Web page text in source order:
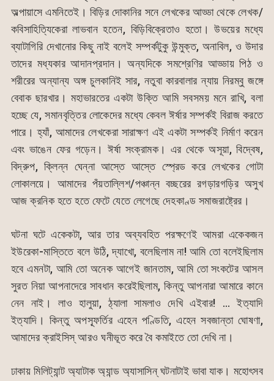
অল্পায়াসে এমনিতেই। বিড়ির দোকানির সনে লেখকের আড্ডা থেকে লেখক/
কবিসাহিত্যিকেরা লাভবান হতেন, বিড়িবিক্রেতাও হতো। উভয়ের মধ্যে
ব্যাটাগিরি দেখানোর কিছু নাই বলেই সম্পর্কটুকু উন্মুক্ত, অনাবিল, ও উদার
তাদের মধ্যকার আদানপ্রদান। অন্যদিকে সমশ্রেণির আড্ডায় পিঠ ও
শরীরের অন্যান্য অঙ্গ চুলকানিই সার, নতুবা কারবালার ন্যায় নিরম্বু জঙ্গে
বেবাক ছারখার। মহাভারতের একটা উক্তি আমি সবসময় মনে রাখি, বলা
হচ্ছে যে, সমানবৃত্তির লোকেদের মধ্যে কেবল ঈর্ষার সম্পর্কই বিরাজ করতে
পারে। হ্যাঁ, আমাদের লেখকেরা সারাক্ষণ এই একটা সম্পর্কই নির্মাণ করেন
এবং ভাঙেন ফের গড়েন। ঈর্ষা সংক্রামক। এর থেকে অসূয়া, বিদ্বেষ,
বিদ্রুপ, ক্লিন্ন ঘেন্না আস্তে আস্তে স্প্রেড করে লেখকের গোটা
লোকালয়ে। আমাদের পঁয়তাল্লিশ/পঞ্চান্ন বচ্ছরের রগড়ারগড়ির অসুখ
আজ ক্রনিক হতে হতে ফেটে যেতে লেগেছে দেহকাণ্ড সমাজরাষ্ট্রের।
ঘটনা ঘটে একেকটা, আর তার অব্যবহিত পরক্ষণেই আমরা একেকজন
ইউরেকা-মাস্তিতে বলে উঠি, দ্যাখো, বলেছিলাম না! আমি তো বলেইছিলাম
হবে এমনটা, আমি তো অনেক আগেই জানতাম, আমি তো সংকটের আসল
সুরত নিয়া আপনাদেরে সাবধান করেইছিলাম, কিন্তু আপনারা আমারে কানে
নেন নাই। লাও হালুয়া, ঠ্যালা সামলাও দেখি এইবার! … ইত্যাদি
ইত্যাদি। কিন্তু অপস্ফূর্তির এহেন পণ্ডিতি, এহেন সবজান্তা ঘোষণা,
আমাদের ক্রাইসিস্ আরও ঘনীভূত করে বৈ কমাইতে তো দেখি না।
ঢাকায় মিলিট্যান্ট অ্যাটাক অ্যান্ড অ্যাসাসিন্ ঘটনাটাই ভাবা যাক। মহোৎসব